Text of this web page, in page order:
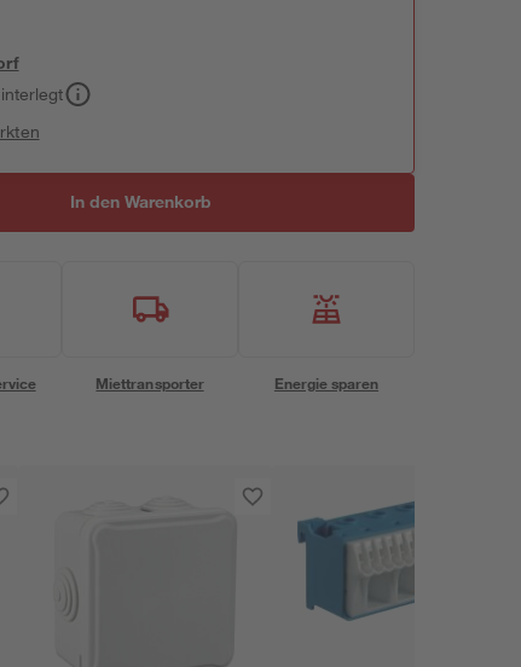
In den Warenkorb
Miettransporter Energie sparen